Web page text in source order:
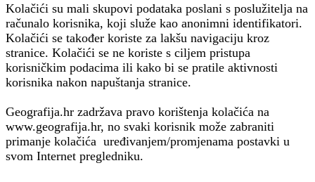
Kolačići su mali skupovi podataka poslani s poslužitelja na
računalo korisnika, koji služe kao anonimni identifikatori.
Kolačići se također koriste za lakšu navigaciju kroz
stranice. Kolačići se ne koriste s ciljem pristupa
korisničkim podacima ili kako bi se pratile aktivnosti
korisnika nakon napuštanja stranice.
Geografija.hr zadržava pravo korištenja kolačića na
www.geografija.hr, no svaki korisnik može zabraniti
primanje kolačića uređivanjem/promjenama postavki u
svom Internet pregledniku.